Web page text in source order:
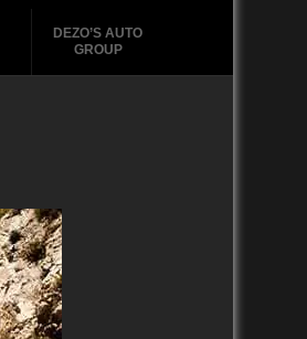
DEZO’S AUTO
GROUP